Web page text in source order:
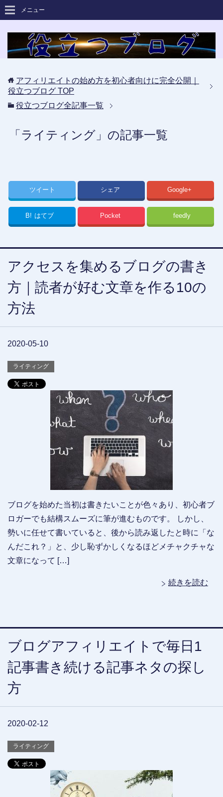
メニュー
アフィリエイトの始め方を初心者向けに完全公開｜
役立つブログ TOP
役立つブログ全記事一覧
「ライティング」の記事一覧
ツイート シェア Google+
B! はてブ Pocket feedly
アクセスを集めるブログの書き
方｜読者が好む文章を作る10の
方法
2020-05-10
ライティング
ブログを始めた当初は書きたいことが色々あり、初心者ブ
ロガーでも結構スムーズに筆が進むものです。 しかし、
勢いに任せて書いていると、後から読み返したと時に「な
んだこれ？」と、少し恥ずかしくなるほどメチャクチャな
文章になって […]
続きを読む
ブログアフィリエイトで毎日1
記事書き続ける記事ネタの探し
方
2020-02-12
ライティング